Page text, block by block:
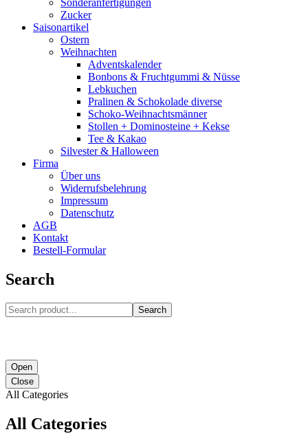
Sonderanfertigungen
Zucker
Saisonartikel
Ostern
Weihnachten
Adventskalender
Bonbons & Fruchtgummi & Nüsse
Lebkuchen
Pralinen & Schokolade diverse
Schoko-Weihnachtsmänner
Stollen + Dominosteine + Kekse
Tee & Kakao
Silvester & Halloween
Firma
Über uns
Widerrufsbelehrung
Impressum
Datenschutz
AGB
Kontakt
Bestell-Formular
Search
Search
Open
Close
All Categories
All Categories